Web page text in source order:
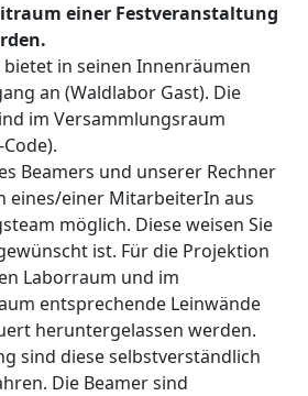
einer Festveranstaltung
in seinen Innenräumen
an (Waldlabor Gast). Die
im Versammlungsraum
Beamers und unserer Rechner
eines/einer MitarbeiterIn aus
möglich. Diese weisen Sie
ist. Für die Projektion
Laborraum und im
entsprechende Leinwände
heruntergelassen werden.
sind diese selbstverständlich
Die Beamer sind